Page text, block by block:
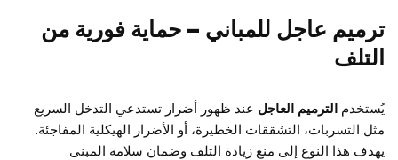
ترميم عاجل للمباني – حماية فورية من
التلف
يُستخدم الترميم العاجل عند ظهور أضرار تستدعي التدخل السريع
مثل التسربات، التشققات الخطيرة، أو الأضرار الهيكلية المفاجئة.
يهدف هذا النوع إلى منع زيادة التلف وضمان سلامة المبنى